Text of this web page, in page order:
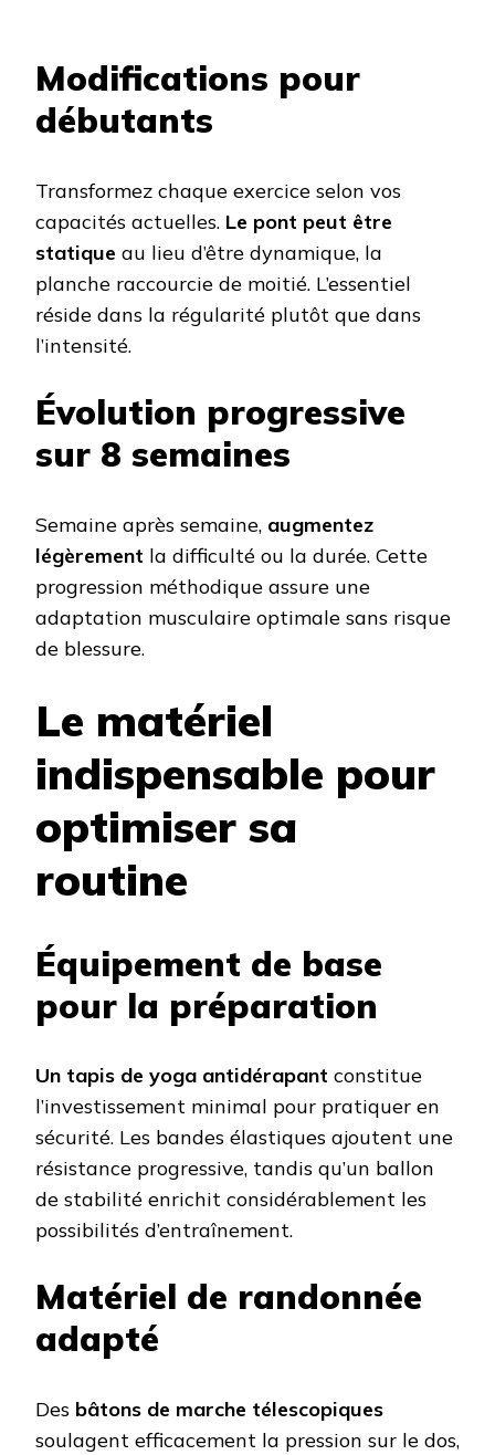
Modifications pour
débutants
Transformez chaque exercice selon vos
capacités actuelles. Le pont peut être
statique au lieu d’être dynamique, la
planche raccourcie de moitié. L’essentiel
réside dans la régularité plutôt que dans
l’intensité.
Évolution progressive
sur 8 semaines
Semaine après semaine, augmentez
légèrement la difficulté ou la durée. Cette
progression méthodique assure une
adaptation musculaire optimale sans risque
de blessure.
Le matériel
indispensable pour
optimiser sa
routine
Équipement de base
pour la préparation
Un tapis de yoga antidérapant constitue
l’investissement minimal pour pratiquer en
sécurité. Les bandes élastiques ajoutent une
résistance progressive, tandis qu’un ballon
de stabilité enrichit considérablement les
possibilités d’entraînement.
Matériel de randonnée
adapté
Des bâtons de marche télescopiques
soulagent efficacement la pression sur le dos,